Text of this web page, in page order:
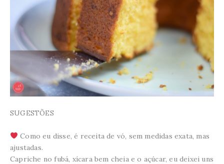
SUGESTÕES
Como eu disse, é receita de vó, sem medidas exata, mas
ajustadas.
Capriche no fubá, xícara bem cheia e o açúcar, eu deixei uns